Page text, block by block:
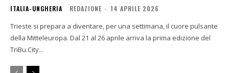
ITALIA-UNGHERIA REDAZIONE - 14 APRILE 2026
Trieste si prepara a diventare, per una settimana, il cuore pulsante
della Mitteleuropa. Dal 21 al 26 aprile arriva la prima edizione del
TriBu.City...